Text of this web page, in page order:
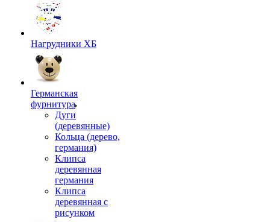
Нагрудники ХБ
Германская
фурнитура
Дуги
(деревянные)
Кольца (дерево,
германия)
Клипса
деревянная
германия
Клипса
деревянная с
рисунком